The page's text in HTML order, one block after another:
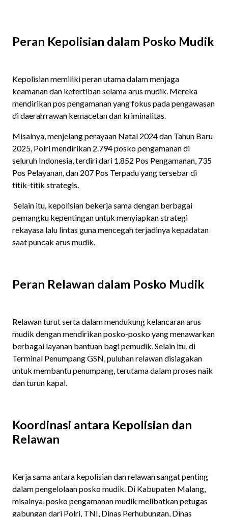
Peran Kepolisian dalam Posko Mudik
Kepolisian memiliki peran utama dalam menjaga
keamanan dan ketertiban selama arus mudik. Mereka
mendirikan pos pengamanan yang fokus pada pengawasan
di daerah rawan kemacetan dan kriminalitas.
Misalnya, menjelang perayaan Natal 2024 dan Tahun Baru
2025, Polri mendirikan 2.794 posko pengamanan di
seluruh Indonesia, terdiri dari 1.852 Pos Pengamanan, 735
Pos Pelayanan, dan 207 Pos Terpadu yang tersebar di
titik-titik strategis.
Selain itu, kepolisian bekerja sama dengan berbagai
pemangku kepentingan untuk menyiapkan strategi
rekayasa lalu lintas guna mencegah terjadinya kepadatan
saat puncak arus mudik.
Peran Relawan dalam Posko Mudik
Relawan turut serta dalam mendukung kelancaran arus
mudik dengan mendirikan posko-posko yang menawarkan
berbagai layanan bantuan bagi pemudik. Selain itu, di
Terminal Penumpang GSN, puluhan relawan disiagakan
untuk membantu penumpang, terutama dalam proses naik
dan turun kapal.
Koordinasi antara Kepolisian dan
Relawan
Kerja sama antara kepolisian dan relawan sangat penting
dalam pengelolaan posko mudik. Di Kabupaten Malang,
misalnya, posko pengamanan mudik melibatkan petugas
gabungan dari Polri, TNI, Dinas Perhubungan, Dinas